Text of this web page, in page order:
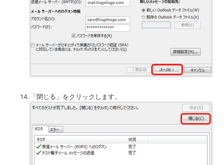
「閉じる」をクリックします。